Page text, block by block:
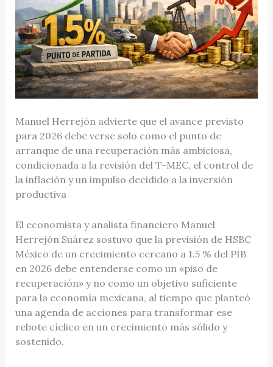
Manuel Herrejón advierte que el avance previsto
para 2026 debe verse solo como el punto de
arranque de una recuperación más ambiciosa,
condicionada a la revisión del T-MEC, el control de
la inflación y un impulso decidido a la inversión
productiva
El economista y analista financiero Manuel
Herrejón Suárez sostuvo que la previsión de HSBC
México de un crecimiento cercano a 1.5 % del PIB
en 2026 debe entenderse como un «piso de
recuperación» y no como un objetivo suficiente
para la economía mexicana, al tiempo que planteó
una agenda de acciones para transformar ese
rebote cíclico en un crecimiento más sólido y
sostenido.